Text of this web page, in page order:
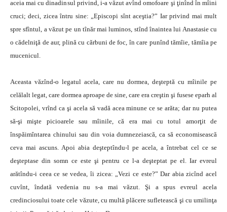
aceia mai cu dinadinsul privind, i-a văzut avînd omofoare şi ţinînd în mîini
cruci; deci, zicea întru sine: „Episcopi sînt aceştia?” Iar privind mai mult
spre sfîntul, a văzut pe un tînăr mai luminos, stînd înaintea lui Anastasie cu
o cădelniţă de aur, plină cu cărbuni de foc, în care punînd tămîie, tămîia pe
mucenicul.
Aceasta văzînd-o legatul acela, care nu dormea, deşteptă cu mîinile pe
celălalt legat, care dormea aproape de sine, care era creştin şi fusese eparh al
Scitopolei, vrînd ca şi acela să vadă acea minune ce se arăta; dar nu putea
să-şi mişte picioarele sau mîinile, că era mai cu totul amorţit de
înspăimîntarea chinului sau din voia dumnezeiască, ca să economisească
ceva mai ascuns. Apoi abia deşteptîndu-l pe acela, a întrebat cel ce se
deşteptase din somn ce este şi pentru ce l-a deşteptat pe el. Iar evreul
arătîndu-i ceea ce se vedea, îi zicea: „Vezi ce este?” Dar abia zicînd acel
cuvînt, îndată vedenia nu s-a mai văzut. Şi a spus evreul acela
credinciosului toate cele văzute, cu multă plăcere sufletească şi cu umilinţa